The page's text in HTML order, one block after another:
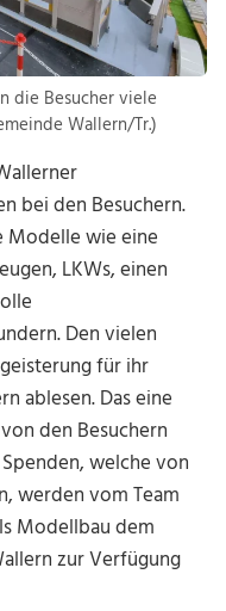
die Besucher viele
Wallern/Tr.)
bei den Besuchern.
Modelle wie eine
LKWs, einen
Den vielen
für ihr
ablesen. Das eine
den Besuchern
welche von
werden vom Team
Modellbau dem
zur Verfügung